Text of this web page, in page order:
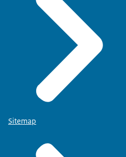
Sitemap